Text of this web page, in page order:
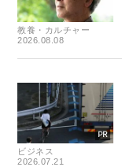
教養・カルチャー
2026.08.08
ビジネス
2026.07.21